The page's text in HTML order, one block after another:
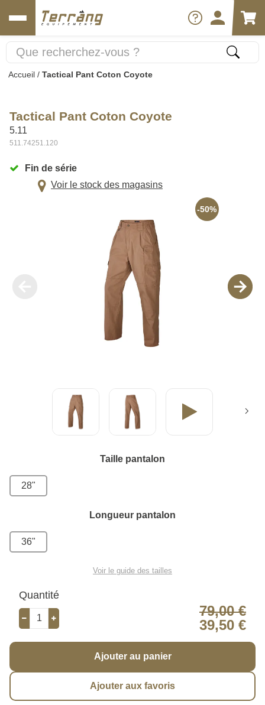
Accueil / Tactical Pant Coton Coyote
Tactical Pant Coton Coyote
5.11
511.74251.120
Fin de série
Voir le stock des magasins
-50%
Taille pantalon
28"
Longueur pantalon
36"
Voir le guide des tailles
Quantité
79,00 €
39,50 €
Ajouter au panier
Ajouter aux favoris